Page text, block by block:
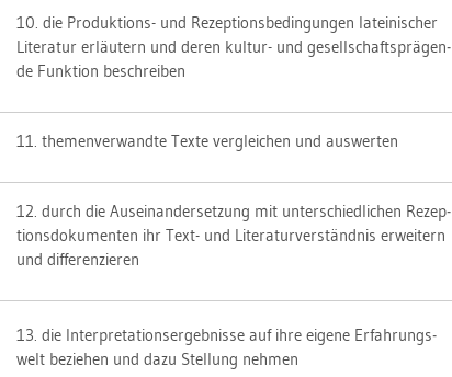
10. die Pro­duk­ti­ons- und Re­zep­ti­ons­be­din­gun­gen la­tei­ni­scher
Li­te­ra­tur er­läu­tern und deren kul­tur- und ge­sell­schafts­prä­gen­
de Funk­ti­on be­schrei­ben
11. the­men­ver­wand­te Texte ver­glei­chen und aus­wer­ten
12. durch die Aus­ein­an­der­set­zung mit un­ter­schied­li­chen Re­zep­
ti­ons­do­ku­men­ten ihr Text- und Li­te­ra­tur­ver­ständ­nis er­wei­tern
und dif­fe­ren­zie­ren
13. die In­ter­pre­ta­ti­ons­er­geb­nis­se auf ihre ei­ge­ne Er­fah­rungs­
welt be­zie­hen und dazu Stel­lung neh­men